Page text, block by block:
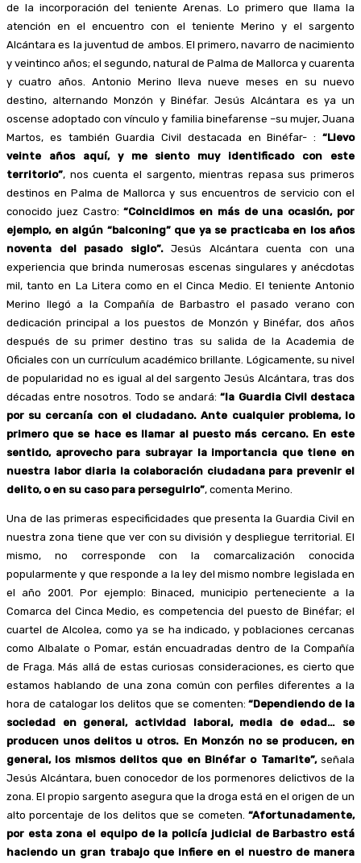
de la incorporación del teniente Arenas. Lo primero que llama la
atención en el encuentro con el teniente Merino y el sargento
Alcántara es la juventud de ambos. El primero, navarro de nacimiento
y veintinco años; el segundo, natural de Palma de Mallorca y cuarenta
y cuatro años. Antonio Merino lleva nueve meses en su nuevo
destino, alternando Monzón y Binéfar. Jesús Alcántara es ya un
oscense adoptado con vínculo y familia binefarense –su mujer, Juana
Martos, es también Guardia Civil destacada en Binéfar- : “Llevo
veinte años aquí, y me siento muy identificado con este
territorio”, nos cuenta el sargento, mientras repasa sus primeros
destinos en Palma de Mallorca y sus encuentros de servicio con el
conocido juez Castro:“Coincidimos en más de una ocasión, por
ejemplo, en algún “balconing” que ya se practicaba en los años
noventa del pasado siglo”.Jesús Alcántara cuenta con una
experiencia que brinda numerosas escenas singulares y anécdotas
mil, tanto en La Litera como en el Cinca Medio. El teniente Antonio
Merino llegó a la Compañía de Barbastro el pasado verano con
dedicación principal a los puestos de Monzón y Binéfar, dos años
después de su primer destino tras su salida de la Academia de
Oficiales con un currículum académico brillante. Lógicamente, su nivel
de popularidad no es igual al del sargento Jesús Alcántara, tras dos
décadas entre nosotros. Todo se andará:“la Guardia Civil destaca
por su cercanía con el ciudadano. Ante cualquier problema, lo
primero que se hace es llamar al puesto más cercano. En este
sentido, aprovecho para subrayar la importancia que tiene en
nuestra labor diaria la colaboración ciudadana para prevenir el
delito, o en su caso para perseguirlo”, comenta Merino.
Una de las primeras especificidades que presenta la Guardia Civil en
nuestra zona tiene que ver con su división y despliegue territorial. El
mismo, no corresponde con la comarcalización conocida
popularmente y que responde a la ley del mismo nombre legislada en
el año 2001. Por ejemplo: Binaced, municipio perteneciente a la
Comarca del Cinca Medio, es competencia del puesto de Binéfar; el
cuartel de Alcolea, como ya se ha indicado, y poblaciones cercanas
como Albalate o Pomar, están encuadradas dentro de la Compañía
de Fraga. Más allá de estas curiosas consideraciones, es cierto que
estamos hablando de una zona común con perfiles diferentes a la
hora de catalogar los delitos que se comenten:“Dependiendo de la
sociedad en general, actividad laboral, media de edad… se
producen unos delitos u otros. En Monzón no se producen, en
general, los mismos delitos que en Binéfar o Tamarite”,señala
Jesús Alcántara, buen conocedor de los pormenores delictivos de la
zona. El propio sargento asegura que la droga está en el origen de un
alto porcentaje de los delitos que se cometen. “Afortunadamente,
por esta zona el equipo de la policía judicial de Barbastro está
haciendo un gran trabajo que infiere en el nuestro de manera